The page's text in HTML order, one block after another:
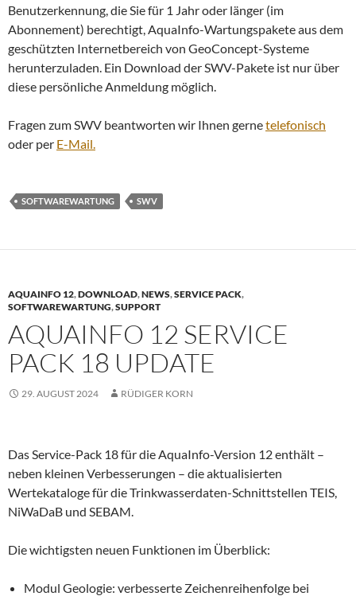
Benutzerkennung, die Sie für 1 Jahr oder länger (im
Abonnement) berechtigt, AquaInfo-Wartungspakete aus dem
geschützten Internetbereich von GeoConcept-Systeme
herunterzuladen. Ein Download der SWV-Pakete ist nur über
diese persönliche Anmeldung möglich.
Fragen zum SWV beantworten wir Ihnen gernetelefonisch
oder per E-Mail.
SOFTWAREWARTUNG SWV
AQUAINFO 12,DOWNLOAD,NEWS,SERVICE PACK,
SOFTWAREWARTUNG,SUPPORT
AQUAINFO 12 SERVICE
PACK 18 UPDATE
29. AUGUST 2024 RÜDIGER KORN
Das Service-Pack 18 für die AquaInfo-Version 12 enthält –
neben kleinen Verbesserungen – die aktualisierten
Wertekataloge für die Trinkwasserdaten-Schnittstellen TEIS,
NiWaDaB und SEBAM.
Die wichtigsten neuen Funktionen im Überblick:
Modul Geologie: verbesserte Zeichenreihenfolge bei